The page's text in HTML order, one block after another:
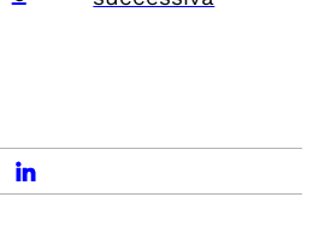
linkedin